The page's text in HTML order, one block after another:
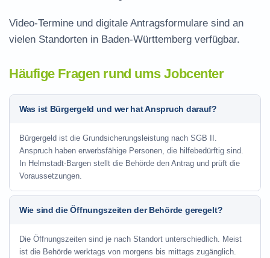
Video-Termine und digitale Antragsformulare sind an
vielen Standorten in Baden-Württemberg verfügbar.
Häufige Fragen rund ums Jobcenter
Was ist Bürgergeld und wer hat Anspruch darauf?
Bürgergeld ist die Grundsicherungsleistung nach SGB II.
Anspruch haben erwerbsfähige Personen, die hilfebedürftig sind.
In Helmstadt-Bargen stellt die Behörde den Antrag und prüft die
Voraussetzungen.
Wie sind die Öffnungszeiten der Behörde geregelt?
Die Öffnungszeiten sind je nach Standort unterschiedlich. Meist
ist die Behörde werktags von morgens bis mittags zugänglich.